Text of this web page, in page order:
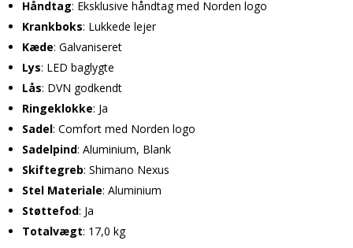
Håndtag: Eksklusive håndtag med Norden logo
Krankboks: Lukkede lejer
Kæde: Galvaniseret
Lys: LED baglygte
Lås: DVN godkendt
Ringeklokke: Ja
Sadel: Comfort med Norden logo
Sadelpind: Aluminium, Blank
Skiftegreb: Shimano Nexus
Stel Materiale: Aluminium
Støttefod: Ja
Totalvægt: 17,0 kg